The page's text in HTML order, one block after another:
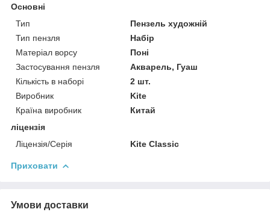
Основні
Тип
Пензель художній
Тип пензля
Набір
Матеріал ворсу
Поні
Застосування пензля
Акварель, Гуаш
Кількість в наборі
2 шт.
Виробник
Kite
Країна виробник
Китай
ліцензія
Ліцензія/Серія
Kite Classic
Приховати
Умови доставки